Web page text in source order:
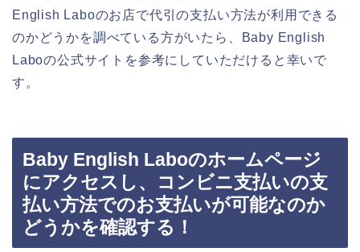
English Laboのお店で代引の支払い方法が利用できる
のかどうかを調べている方がいたら、Baby English
Laboの公式サイトを参考にしていただけると幸いで
す。
Baby English Laboのホームページ
にアクセスし、コンビニ支払いの支
払い方法でのお支払いが可能なのか
どうかを確認する！